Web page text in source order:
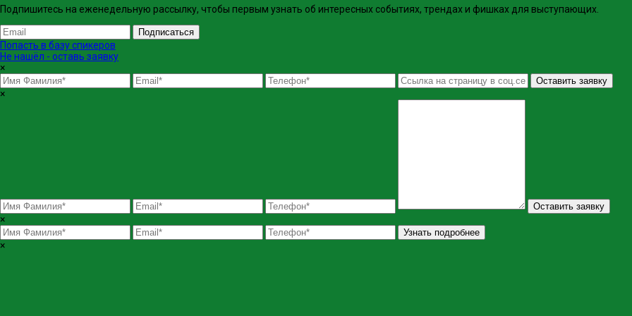
Подпишитесь на еженедельную рассылку, чтобы первым узнать об интересных событиях, трендах и фишках ​для выступающих.
Подписаться
Попасть в базу спикеров
Не нашёл - оставь заявку
×
Оставить заявку
×
Оставить заявку
×
Узнать подробнее
×